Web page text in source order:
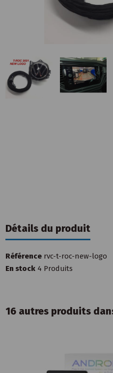
Détails du produit
Référence rvc-t-roc-new-logo
En stock 4 Produits
16 autres produits